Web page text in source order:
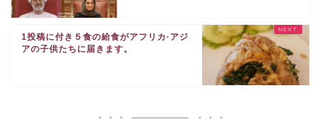
1投稿に付き５食の給食がアフリカ·アジ
アの子供たちに届きます。